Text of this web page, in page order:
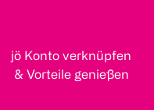
jö Konto verknüpfen
& Vorteile genießen